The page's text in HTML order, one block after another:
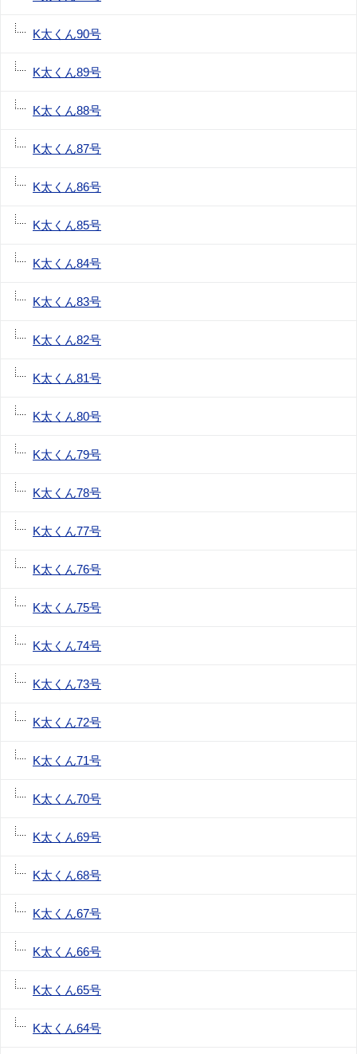
K太くん90号
K太くん89号
K太くん88号
K太くん87号
K太くん86号
K太くん85号
K太くん84号
K太くん83号
K太くん82号
K太くん81号
K太くん80号
K太くん79号
K太くん78号
K太くん77号
K太くん76号
K太くん75号
K太くん74号
K太くん73号
K太くん72号
K太くん71号
K太くん70号
K太くん69号
K太くん68号
K太くん67号
K太くん66号
K太くん65号
K太くん64号